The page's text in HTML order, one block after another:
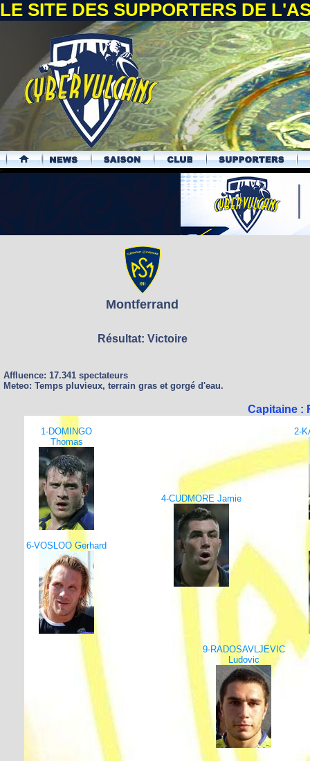
LE SITE DES SUPPORTERS DE
.
Montferrand
Résultat: Victoire
Affluence: 17.341 spectateurs
Meteo: Temps pluvieux, terrain gras et gorgé d'eau.
Capitaine :
1-DOMINGO
Thomas
2-
4-CUDMORE Jamie
6-VOSLOO Gerhard
9-RADOSAVLJEVIC
Ludovic